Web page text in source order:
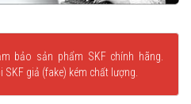
bảo sản phẩm SKF chính hãng.
giả (fake) kém chất lượng.